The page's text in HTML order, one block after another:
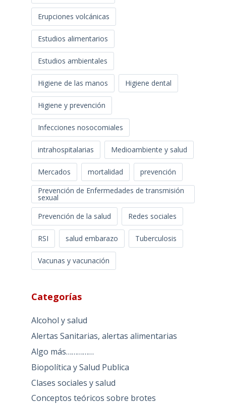
Erupciones volcánicas
Estudios alimentarios
Estudios ambientales
Higiene de las manos Higiene dental
Higiene y prevención
Infecciones nosocomiales
intrahospitalarias Medioambiente y salud
Mercados mortalidad
prevención
Prevención de Enfermedades de transmisión
sexual
Prevención de la salud
Redes sociales
RSI salud embarazo Tuberculosis
Vacunas y vacunación
Categorías
Alcohol y salud
Alertas Sanitarias, alertas alimentarias
Algo más……………
Biopolítica y Salud Publica
Clases sociales y salud
Conceptos teóricos sobre brotes